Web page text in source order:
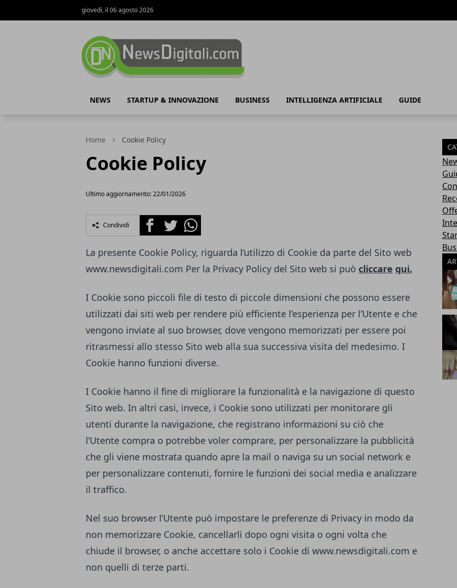
giovedì, il 06 agosto 2026
NEWS STARTUP & INNOVAZIONE BUSINESS INTELLIGENZA ARTIFICIALE GUIDE
Home Cookie Policy
Cookie Policy
Ultimo aggiornamento: 22/01/2026
Condividi FacebookTwitterWhatsapp
La presente Cookie Policy, riguarda l’utilizzo di Cookie da parte del Sito web
www.newsdigitali.com Per la Privacy Policy del Sito web si può cliccare qui.
I Cookie sono piccoli file di testo di piccole dimensioni che possono essere
utilizzati dai siti web per rendere più efficiente l’esperienza per l’Utente e che
vengono inviate al suo browser, dove vengono memorizzati per essere poi
ritrasmessi allo stesso Sito web alla sua successiva visita del medesimo. I
Cookie hanno funzioni diverse.
I Cookie hanno il fine di migliorare la funzionalità e la navigazione di questo
Sito web. In altri casi, invece, i Cookie sono utilizzati per monitorare gli
utenti durante la navigazione, che registrano informazioni su ciò che
l’Utente compra o potrebbe voler comprare, per personalizzare la pubblicità
che gli viene mostrata quando apre la mail o naviga su un social network e
per personalizzare contenuti, fornire le funzioni dei social media e analizzare
il traffico.
Nel suo browser l’Utente può impostare le preferenze di Privacy in modo da
non memorizzare Cookie, cancellarli dopo ogni visita o ogni volta che
chiude il browser, o anche accettare solo i Cookie di www.newsdigitali.com e
non quelli di terze parti.